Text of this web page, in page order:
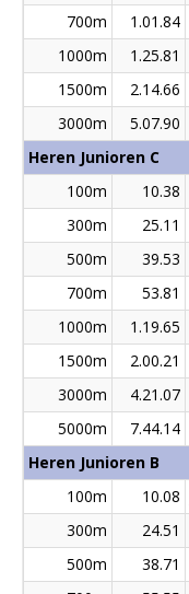
700m
1.01.84
1000m
1.25.81
1500m
2.14.66
3000m
5.07.90
Heren Junioren C
100m
10.38
300m
25.11
500m
39.53
700m
53.81
1000m
1.19.65
1500m
2.00.21
3000m
4.21.07
5000m
7.44.14
Heren Junioren B
100m
10.08
300m
24.51
500m
38.71